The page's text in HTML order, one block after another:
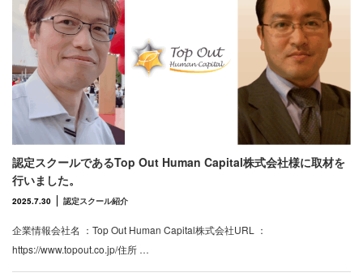
認定スクールであるTop Out Human Capital株式会社様に取材を
行いました。
2025.7.30 認定スクール紹介
企業情報会社名 ：Top Out Human Capital株式会社URL ：
https://www.topout.co.jp/住所 …